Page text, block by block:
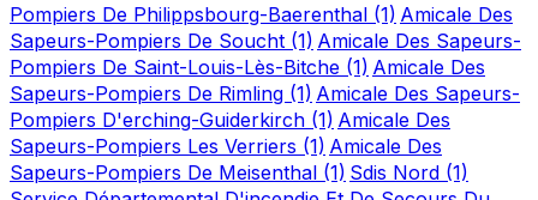
Pompiers De Philippsbourg-Baerenthal (1) Amicale Des
Sapeurs-Pompiers De Soucht (1) Amicale Des Sapeurs-
Pompiers De Saint-Louis-Lès-Bitche (1) Amicale Des
Sapeurs-Pompiers De Rimling (1) Amicale Des Sapeurs-
Pompiers D'erching-Guiderkirch (1) Amicale Des
Sapeurs-Pompiers Les Verriers (1) Amicale Des
Sapeurs-Pompiers De Meisenthal (1) Sdis Nord (1)